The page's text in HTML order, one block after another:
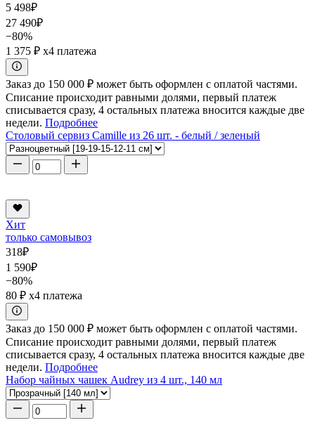
5 498₽
27 490₽
−80%
1 375 ₽ x4 платежа
Заказ до 150 000 ₽ может быть оформлен с оплатой частями.
Списание происходит равными долями, первый платеж
списывается сразу, 4 остальных платежа вносится каждые две
недели. Подробнее
Столовый сервиз Camille из 26 шт. - белый / зеленый
Хит
только самовывоз
318₽
1 590₽
−80%
80 ₽ x4 платежа
Заказ до 150 000 ₽ может быть оформлен с оплатой частями.
Списание происходит равными долями, первый платеж
списывается сразу, 4 остальных платежа вносится каждые две
недели. Подробнее
Набор чайных чашек Audrey из 4 шт., 140 мл